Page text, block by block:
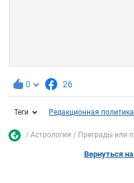
0 26
Теги Редакционная политика
Астрология Преграды или
Вернуться